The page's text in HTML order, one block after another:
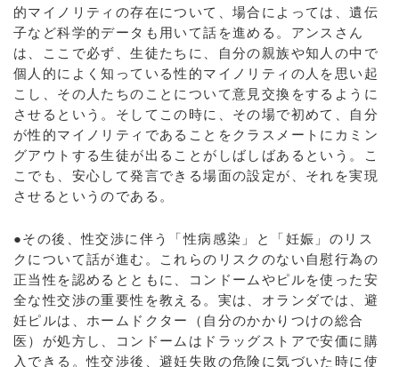
的マイノリティの存在について、場合によっては、遺伝
子など科学的データも用いて話を進める。アンスさん
は、ここで必ず、生徒たちに、自分の親族や知人の中で
個人的によく知っている性的マイノリティの人を思い起
こし、その人たちのことについて意見交換をするように
させるという。そしてこの時に、その場で初めて、自分
が性的マイノリティであることをクラスメートにカミン
グアウトする生徒が出ることがしばしばあるという。こ
こでも、安心して発言できる場面の設定が、それを実現
させるというのである。
●その後、性交渉に伴う「性病感染」と「妊娠」のリス
クについて話が進む。これらのリスクのない自慰行為の
正当性を認めるとともに、コンドームやピルを使った安
全な性交渉の重要性を教える。実は、オランダでは、避
妊ピルは、ホームドクター（自分のかかりつけの総合
医）が処方し、コンドームはドラッグストアで安価に購
入できる。性交渉後、避妊失敗の危険に気づいた時に使